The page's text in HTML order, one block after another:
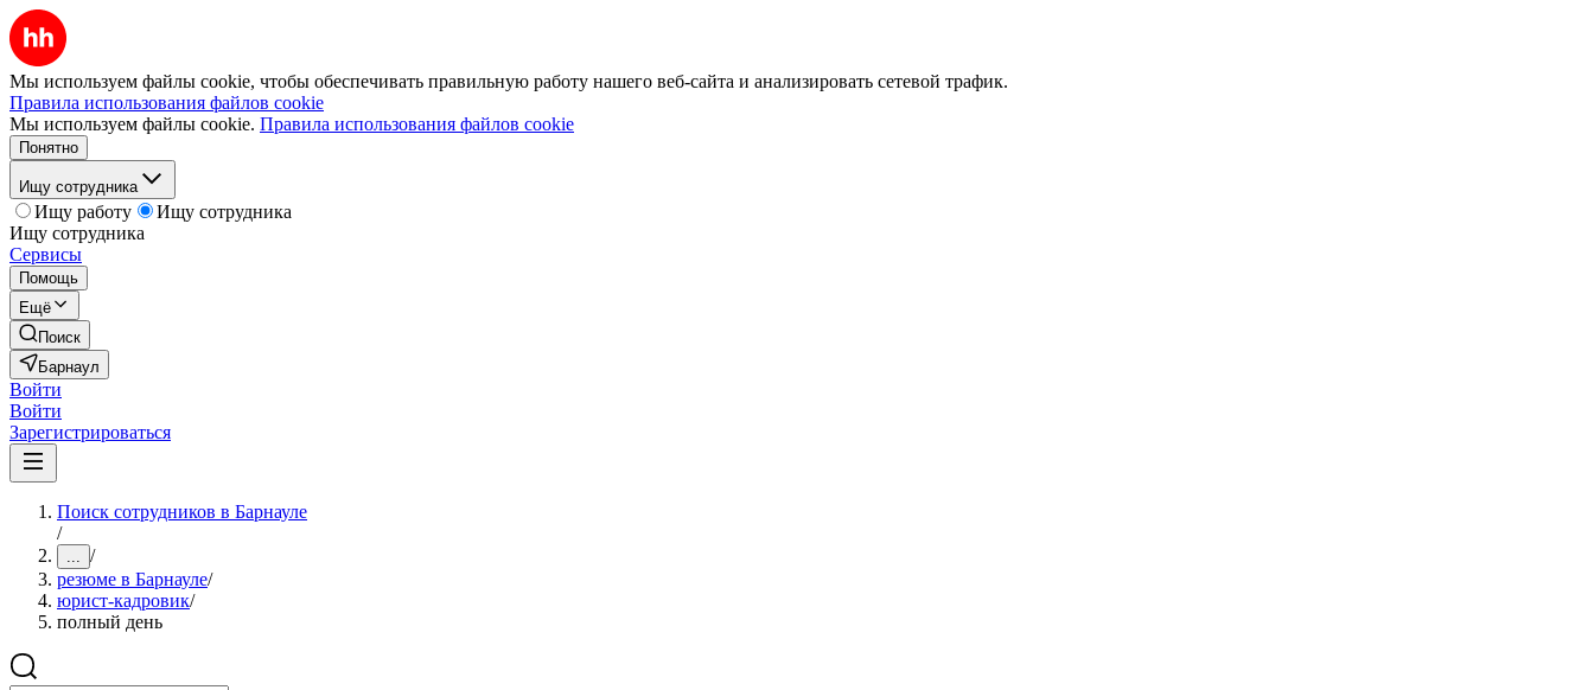
Мы используем файлы cookie, чтобы обеспечивать правильную работу нашего веб-сайта и анализировать сетевой трафик.
Правила использования файлов cookie
Мы используем файлы cookie. Правила использования файлов cookie
Понятно
Ищу сотрудника
Ищу работу
Ищу сотрудника
Ищу сотрудника
Сервисы
Помощь
Ещё
Поиск
Барнаул
Войти
Войти
Зарегистрироваться
Поиск сотрудников в Барнауле
/
... /
резюме в Барнауле/
юрист-кадровик/
полный день